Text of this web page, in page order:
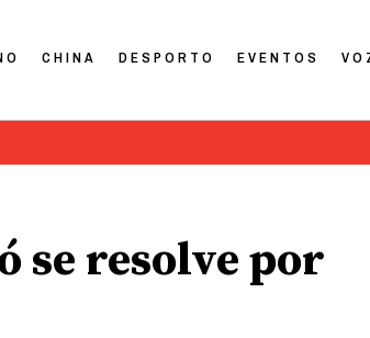
CHINA DESPORTO EVENTOS
se resolve por